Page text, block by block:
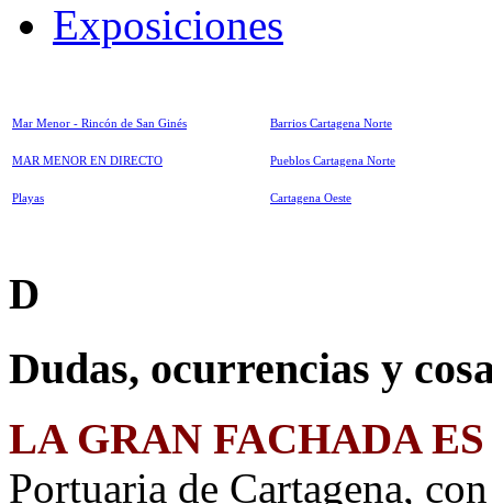
Exposiciones
Mar Menor - Rincón de San Ginés
MAR MENOR EN DIRECTO
Playas
Barrios Cartagena Norte
Pueblos Cartagena Norte
Cartagena Oeste
D
Dudas, ocurrencias y
LA GRAN FACHADA
Portuaria de Cartagena,